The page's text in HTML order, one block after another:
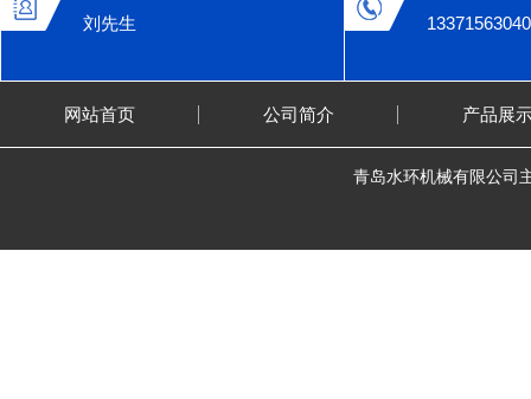
刘先生
13371563040
网站首页 公司简介 产品展
青岛水环机械有限公司